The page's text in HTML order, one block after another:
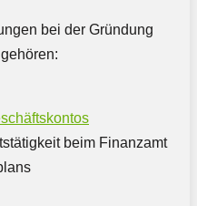
bei der Gründung
beim Finanzamt